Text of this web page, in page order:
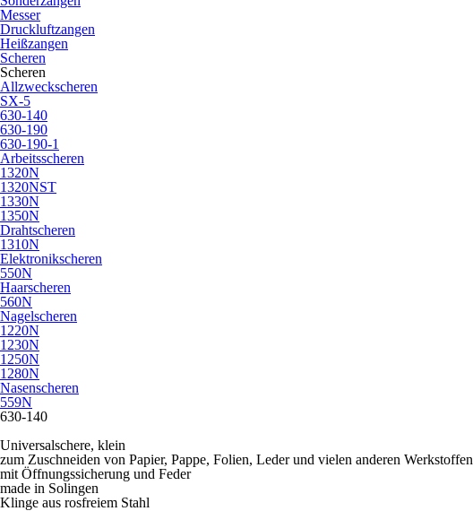
Messer
Druckluftzangen
Heißzangen
Scheren
Scheren
Allzweckscheren
SX-5
630-140
630-190
630-190-1
Arbeitsscheren
1320N
1320NST
1330N
1350N
Drahtscheren
1310N
Elektronikscheren
550N
Haarscheren
560N
Nagelscheren
1220N
1230N
1250N
1280N
Nasenscheren
559N
630-140
Universalschere, klein
zum Zuschneiden von Papier, Pappe, Folien, Leder und vielen anderen Werkstoffen
mit Öffnungssicherung und Feder
made in Solingen
Klinge aus rosfreiem Stahl